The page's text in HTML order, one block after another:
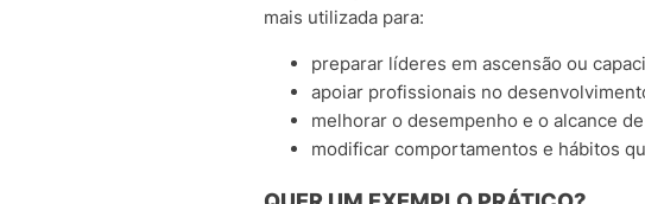
mais utilizada para:
preparar líderes em ascensão ou
apoiar profissionais no
melhorar o desempenho e o alcance
modificar comportamentos e hábitos